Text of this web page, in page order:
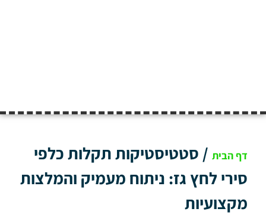
דף הבית / סטטיסטיקות תקלות כלפי
סירי לחץ גז: ניתוח מעמיק והמלצות
מקצועיות